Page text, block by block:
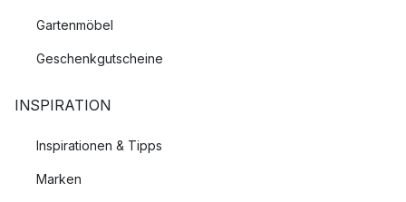
Gartenmöbel
Geschenkgutscheine
INSPIRATION
Inspirationen & Tipps
Marken